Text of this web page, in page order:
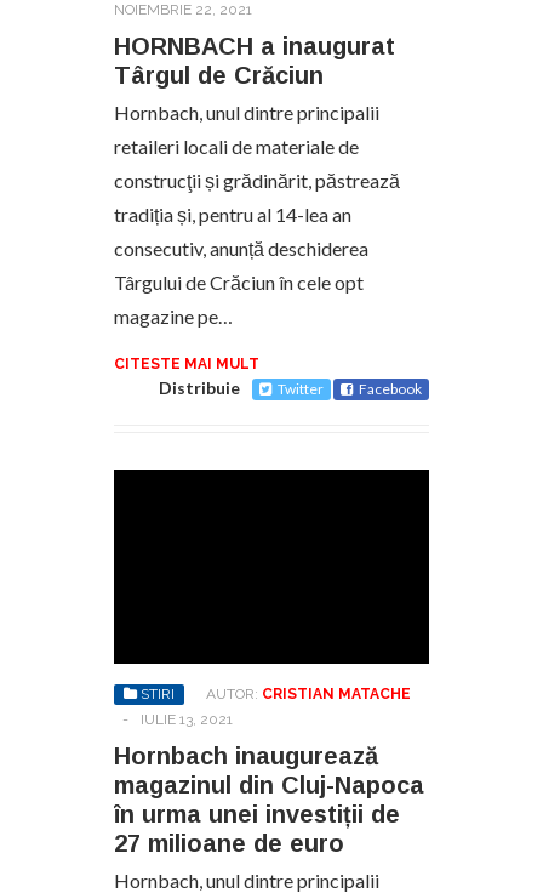
NOIEMBRIE 22, 2021
HORNBACH a inaugurat
Târgul de Crăciun
Hornbach, unul dintre principalii
retaileri locali de materiale de
construcţii și grădinărit, păstrează
tradiția și, pentru al 14-lea an
consecutiv, anunță deschiderea
Târgului de Crăciun în cele opt
magazine pe…
CITESTE MAI MULT
Distribuie Twitter Facebook
STIRI AUTOR: CRISTIAN MATACHE
-
IULIE 13, 2021
Hornbach inaugurează
magazinul din Cluj-Napoca
în urma unei investiții de
27 milioane de euro
Hornbach, unul dintre principalii